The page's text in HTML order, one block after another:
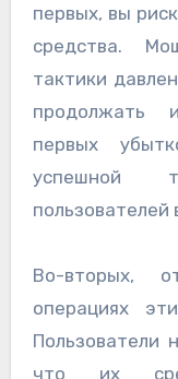
первых, вы
средства.
тактики
продолжать
первых
успешной
пользователей
Во-вторых,
операциях
Пользователи
что их